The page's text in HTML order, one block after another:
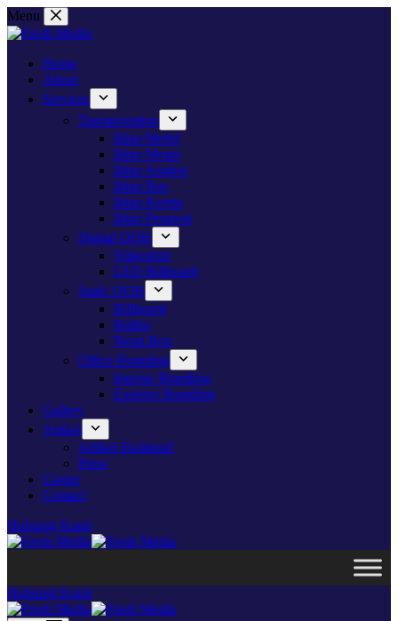
Skip
to
Menu
Home
About
Services
Transportation
Iklan Mobil
Iklan Motor
Iklan Angkot
Iklan Bus
Iklan Kereta
Iklan Pesawat
Digital OOH
Videotron
LED Billboard
Static OOH
Billboard
Baliho
Neon Box
Office Branding
Interior Branding
Exterior Branding
Gallery
Artikel
Artikel Eksklusif
Press
Career
Contact
Hubungi Kami
Hubungi Kami